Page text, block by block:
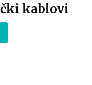
kablovi